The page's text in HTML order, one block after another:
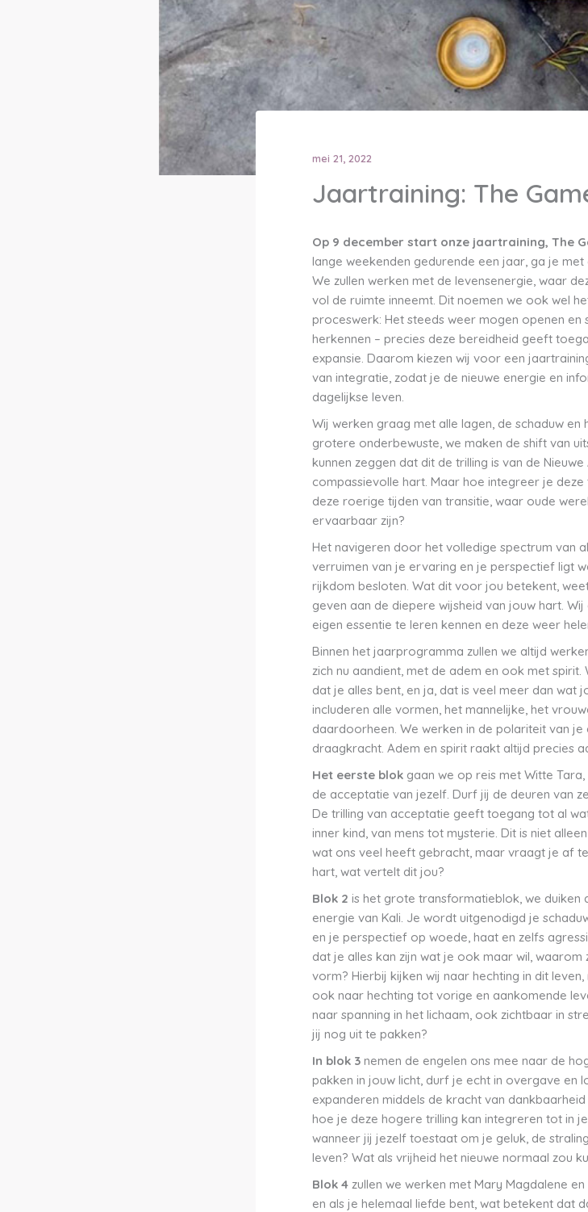
mei 21, 2022
Jaartraining: The
Op 9 december start onze jaartraining, The
lange weekenden gedurende een jaar, ga je
We zullen werken met de levensenergie, waar
vol de ruimte inneemt. Dit noemen we ook wel
proceswerk: Het steeds weer mogen openen en
herkennen – precies deze bereidheid geeft
expansie. Daarom kiezen wij voor een
van integratie, zodat je de nieuwe energie en
dagelijkse leven.
Wij werken graag met alle lagen, de schaduw en
grotere onderbewuste, we maken de shift van
kunnen zeggen dat dit de trilling is van de
compassievolle hart. Maar hoe integreer je deze
deze roerige tijden van transitie, waar oude
ervaarbaar zijn?
Het navigeren door het volledige spectrum van
verruimen van je ervaring en je perspectief ligt
rijkdom besloten. Wat dit voor jou betekent,
geven aan de diepere wijsheid van jouw hart.
eigen essentie te leren kennen en deze weer
Binnen het jaarprogramma zullen we altijd
zich nu aandient, met de adem en ook met
dat je alles bent, en ja, dat is veel meer dan wat
includeren alle vormen, het mannelijke, het
daardoorheen. We werken in de polariteit van
draagkracht. Adem en spirit raakt altijd precies
Het eerste blok gaan we op reis met Witte
de acceptatie van jezelf. Durf jij de deuren van
De trilling van acceptatie geeft toegang tot al
inner kind, van mens tot mysterie. Dit is niet
wat ons veel heeft gebracht, maar vraagt je af
hart, wat vertelt dit jou?
Blok 2 is het grote transformatieblok, we duiken
energie van Kali. Je wordt uitgenodigd je
en je perspectief op woede, haat en zelfs
dat je alles kan zijn wat je ook maar wil, waarom
vorm? Hierbij kijken wij naar hechting in dit
ook naar hechting tot vorige en aankomende
naar spanning in het lichaam, ook zichtbaar in
jij nog uit te pakken?
In blok 3 nemen de engelen ons mee naar de
pakken in jouw licht, durf je echt in overgave en
expanderen middels de kracht van
hoe je deze hogere trilling kan integreren tot in
wanneer jij jezelf toestaat om je geluk, de
leven? Wat als vrijheid het nieuwe normaal zou
Blok 4 zullen we werken met Mary Magdalene
en als je helemaal liefde bent, wat betekent dat